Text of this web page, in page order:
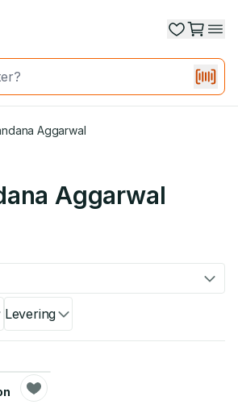
Aggarwal
Aggarwal
Levering